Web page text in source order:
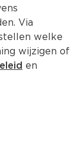
Via
welke
wijzigen of
en